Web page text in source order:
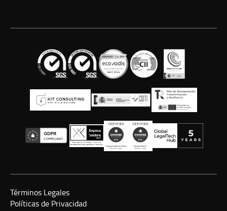
Términos Legales
Políticas de Privacidad